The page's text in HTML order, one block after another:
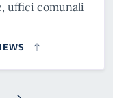
uffici comunali